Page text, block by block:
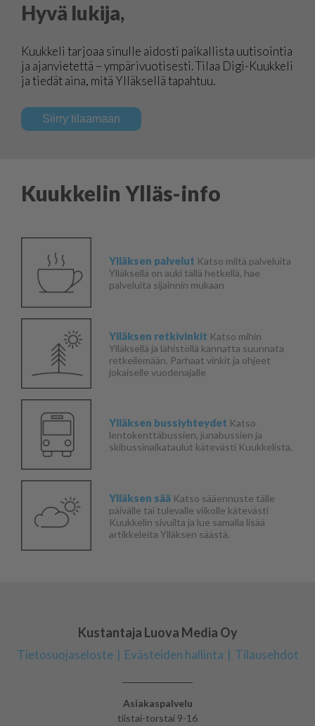
Hyvä lukija,
Kuukkeli tarjoaa sinulle aidosti paikallista uutisointia
ja ajanvietettä – ympärivuotisesti. Tilaa Digi-Kuukkeli
ja tiedät aina, mitä Ylläksellä tapahtuu.
Siirry tilaamaan
Kuukkelin Ylläs-info
Ylläksen palvelut Katso miltä palveluita
Ylläksellä on auki tällä hetkellä, hae
palveluita sijainnin mukaan
Ylläksen retkivinkit Katso mihin
Ylläksellä ja lähistöllä kannatta suunnata
retkeilemään. Parhaat vinkit ja ohjeet
jokaiselle vuodenajalle
Ylläksen bussiyhteydet Katso
lentokenttäbussien, junabussien ja
skibussinaikataulut kätevästi Kuukkelista.
Ylläksen sää Katso sääennuste tälle
päivälle tai tulevalle viikolle kätevästi
Kuukkelin sivuilta ja lue samalla lisää
artikkeleita Ylläksen säästä.
Kustantaja Luova Media Oy
Tietosuojaseloste Evästeiden hallinta Tilausehdot
Asiakaspalvelu
tiistai-torstai 9-16